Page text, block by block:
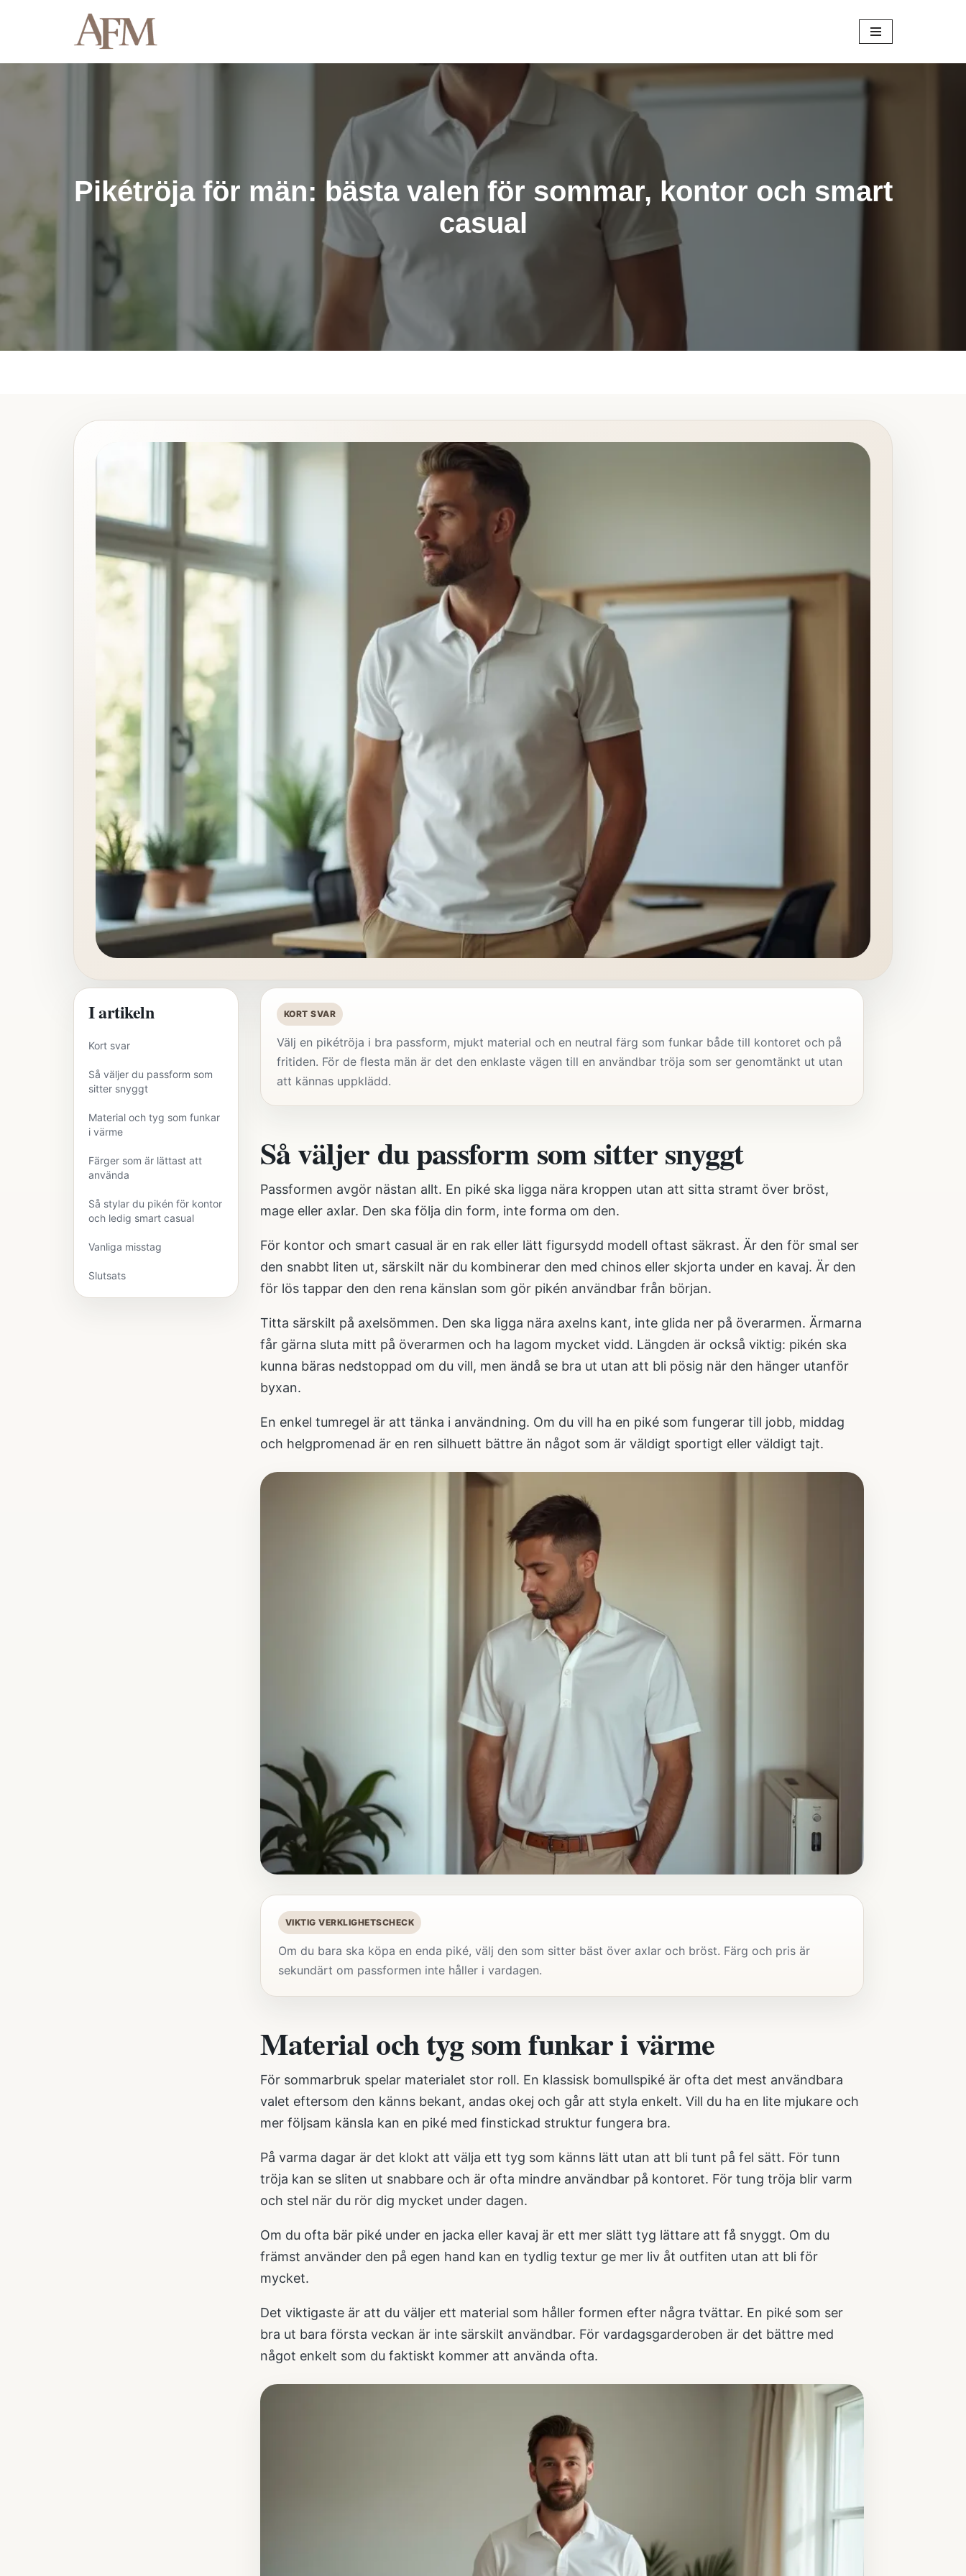
Pikétröja för män: bästa valen för sommar, kontor och smart
casual
I artikeln
Kort svar
Så väljer du passform som
sitter snyggt
Material och tyg som funkar
i värme
Färger som är lättast att
använda
Så stylar du pikén för kontor
och ledig smart casual
Vanliga misstag
Slutsats
KORT SVAR
Välj en pikétröja i bra passform, mjukt material och en neutral färg som funkar både till kontoret och på
fritiden. För de flesta män är det den enklaste vägen till en användbar tröja som ser genomtänkt ut utan
att kännas uppklädd.
Så väljer du passform som sitter snyggt
Passformen avgör nästan allt. En piké ska ligga nära kroppen utan att sitta stramt över bröst,
mage eller axlar. Den ska följa din form, inte forma om den.
För kontor och smart casual är en rak eller lätt figursydd modell oftast säkrast. Är den för smal ser
den snabbt liten ut, särskilt när du kombinerar den med chinos eller skjorta under en kavaj. Är den
för lös tappar den den rena känslan som gör pikén användbar från början.
Titta särskilt på axelsömmen. Den ska ligga nära axelns kant, inte glida ner på överarmen. Ärmarna
får gärna sluta mitt på överarmen och ha lagom mycket vidd. Längden är också viktig: pikén ska
kunna bäras nedstoppad om du vill, men ändå se bra ut utan att bli pösig när den hänger utanför
byxan.
En enkel tumregel är att tänka i användning. Om du vill ha en piké som fungerar till jobb, middag
och helgpromenad är en ren silhuett bättre än något som är väldigt sportigt eller väldigt tajt.
VIKTIG VERKLIGHETSCHECK
Om du bara ska köpa en enda piké, välj den som sitter bäst över axlar och bröst. Färg och pris är
sekundärt om passformen inte håller i vardagen.
Material och tyg som funkar i värme
För sommarbruk spelar materialet stor roll. En klassisk bomullspiké är ofta det mest användbara
valet eftersom den känns bekant, andas okej och går att styla enkelt. Vill du ha en lite mjukare och
mer följsam känsla kan en piké med finstickad struktur fungera bra.
På varma dagar är det klokt att välja ett tyg som känns lätt utan att bli tunt på fel sätt. För tunn
tröja kan se sliten ut snabbare och är ofta mindre användbar på kontoret. För tung tröja blir varm
och stel när du rör dig mycket under dagen.
Om du ofta bär piké under en jacka eller kavaj är ett mer slätt tyg lättare att få snyggt. Om du
främst använder den på egen hand kan en tydlig textur ge mer liv åt outfiten utan att bli för
mycket.
Det viktigaste är att du väljer ett material som håller formen efter några tvättar. En piké som ser
bra ut bara första veckan är inte särskilt användbar. För vardagsgarderoben är det bättre med
något enkelt som du faktiskt kommer att använda ofta.